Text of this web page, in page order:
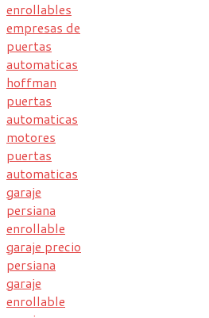
enrollables
empresas de
puertas
automaticas
hoffman
puertas
automaticas
motores
puertas
automaticas
garaje
persiana
enrollable
garaje precio
persiana
garaje
enrollable